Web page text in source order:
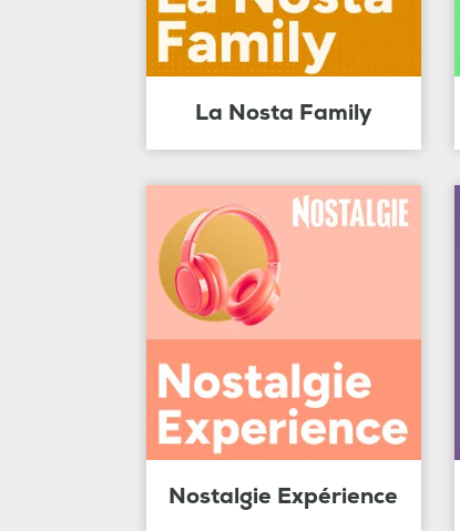
La Nosta Family
Nostalgie Expérience